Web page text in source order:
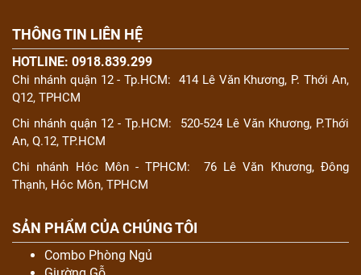
THÔNG TIN LIÊN HỆ
HOTLINE: 0918.839.299
Chi nhánh quận 12 - Tp.HCM:
414 Lê Văn Khương, P. Thới An,
Q12, TPHCM
Chi nhánh quận 12 - Tp.HCM:
520-524 Lê Văn Khương, P.Thới
An, Q.12, TP.HCM
Chi nhánh Hóc Môn - TPHCM:
76 Lê Văn Khương, Đông
Thạnh, Hóc Môn, TPHCM
SẢN PHẨM CỦA CHÚNG TÔI
Combo Phòng Ngủ